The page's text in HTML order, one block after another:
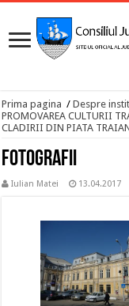
Prima pagina / Despre
PROMOVAREA CULTURII
CLADIRII DIN PIATA
Fotografii
Iulian Matei 13.04.2017